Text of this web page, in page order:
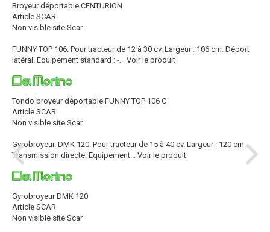
Broyeur déportable CENTURION
Article SCAR
Non visible site Scar
FUNNY TOP 106. Pour tracteur de 12 à 30 cv. Largeur : 106 cm. Déport
latéral. Equipement standard : -...
Voir le produit
Tondo broyeur déportable FUNNY TOP 106 C
Article SCAR
Non visible site Scar
Gyrobroyeur. DMK 120. Pour tracteur de 15 à 40 cv. Largeur : 120 cm.
Transmission directe. Equipement...
Voir le produit
Gyrobroyeur DMK 120
Article SCAR
Non visible site Scar